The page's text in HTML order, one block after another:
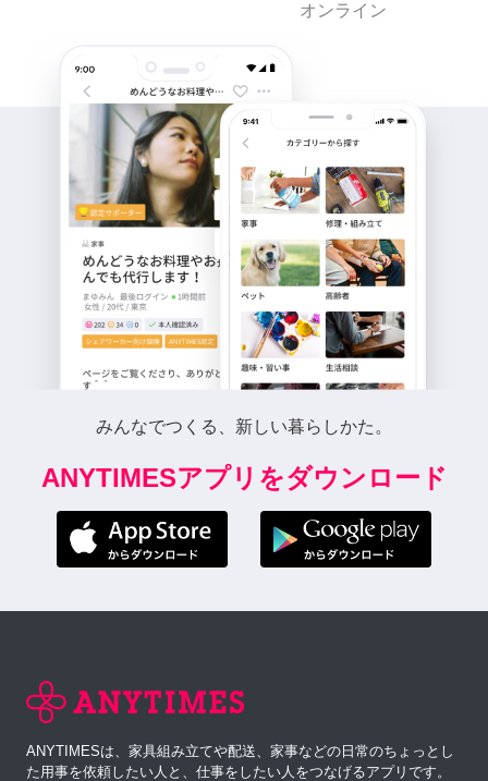
オンライン
みんなでつくる、新しい暮らしかた。
ANYTIMESアプリをダウンロード
ANYTIMESは、家具組み立てや配送、家事などの日常のちょっとし
た用事を依頼したい人と、仕事をしたい人をつなげるアプリです。